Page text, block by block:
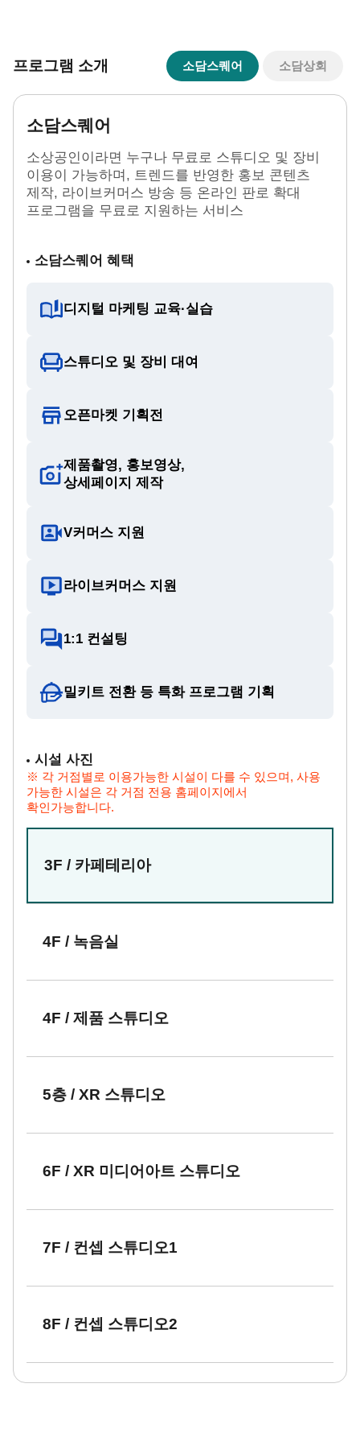
프로그램 소개 소담스퀘어 소담상회
소담스퀘어
소상공인이라면 누구나 무료로 스튜디오 및 장비
이용이 가능하며, 트렌드를 반영한 홍보 콘텐츠
제작, 라이브커머스 방송 등 온라인 판로 확대
프로그램을 무료로 지원하는 서비스
소담스퀘어 혜택
디지털 마케팅 교육·실습
스튜디오 및 장비 대여
오픈마켓 기획전
제품촬영, 홍보영상,
상세페이지 제작
V커머스 지원
라이브커머스 지원
1:1 컨설팅
밀키트 전환 등 특화 프로그램 기획
시설 사진
※ 각 거점별로 이용가능한 시설이 다를 수 있으며, 사용
가능한 시설은 각 거점 전용 홈페이지에서
확인가능합니다.
3F / 카페테리아
4F / 녹음실
4F / 제품 스튜디오
5층 / XR 스튜디오
6F / XR 미디어아트 스튜디오
7F / 컨셉 스튜디오1
8F / 컨셉 스튜디오2